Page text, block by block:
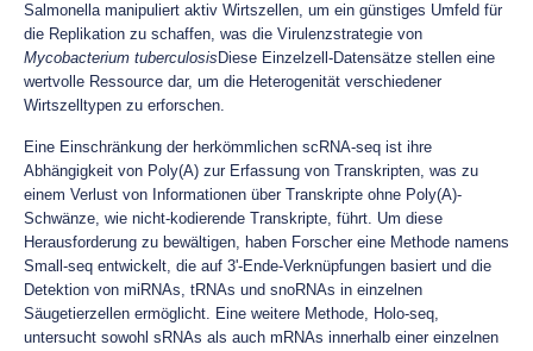
Salmonella manipuliert aktiv Wirtszellen, um ein günstiges Umfeld für
die Replikation zu schaffen, was die Virulenzstrategie von
Mycobacterium tuberculosis Diese Einzelzell-Datensätze stellen eine
wertvolle Ressource dar, um die Heterogenität verschiedener
Wirtszelltypen zu erforschen.
Eine Einschränkung der herkömmlichen scRNA-seq ist ihre
Abhängigkeit von Poly(A) zur Erfassung von Transkripten, was zu
einem Verlust von Informationen über Transkripte ohne Poly(A)-
Schwänze, wie nicht-kodierende Transkripte, führt. Um diese
Herausforderung zu bewältigen, haben Forscher eine Methode namens
Small-seq entwickelt, die auf 3'-Ende-Verknüpfungen basiert und die
Detektion von miRNAs, tRNAs und snoRNAs in einzelnen
Säugetierzellen ermöglicht. Eine weitere Methode, Holo-seq,
untersucht sowohl sRNAs als auch mRNAs innerhalb einer einzelnen